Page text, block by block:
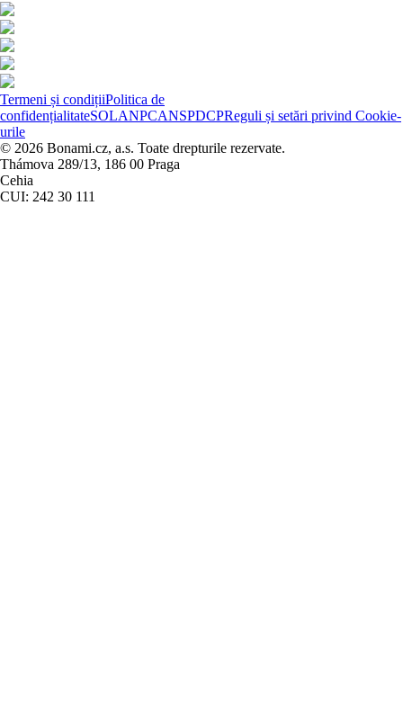
Termeni și condițiiPolitica de
confidențialitateSOLANPCANSPDCPReguli și setări privind Cookie-
urile
© 2026 Bonami.cz, a.s. Toate drepturile rezervate.
Thámova 289/13, 186 00 Praga
Cehia
CUI: 242 30 111